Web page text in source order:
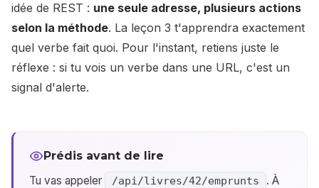
idée de REST : une seule adresse, plusieurs actions
selon la méthode. La leçon 3 t'apprendra exactement
quel verbe fait quoi. Pour l'instant, retiens juste le
réflexe : si tu vois un verbe dans une URL, c'est un
signal d'alerte.
Prédis avant de lire
Tu vas appeler
/api/livres/42/emprunts
. À